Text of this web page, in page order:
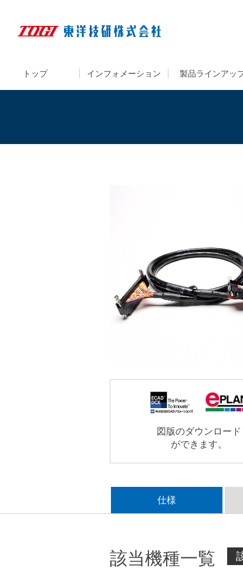
トップ インフォメーション 製品ラインアッ
図版のダウンロード
ができます。
仕様
該当機種一覧